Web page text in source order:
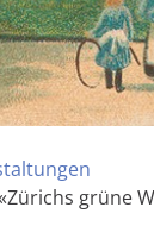
grüne